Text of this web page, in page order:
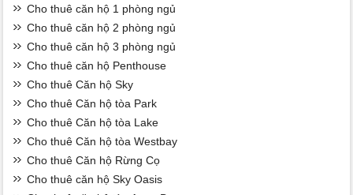
Cho thuê căn hộ 1 phòng ngủ
Cho thuê căn hộ 2 phòng ngủ
Cho thuê căn hộ 3 phòng ngủ
Cho thuê căn hộ Penthouse
Cho thuê Căn hộ Sky
Cho thuê Căn hộ tòa Park
Cho thuê Căn hộ tòa Lake
Cho thuê Căn hộ tòa Westbay
Cho thuê Căn hộ Rừng Cọ
Cho thuê căn hộ Sky Oasis